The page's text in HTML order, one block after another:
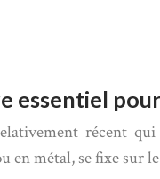
essentiel
récent
en métal, se fixe sur